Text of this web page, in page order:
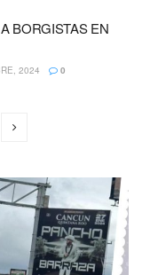
BORGISTAS EN
2024 0